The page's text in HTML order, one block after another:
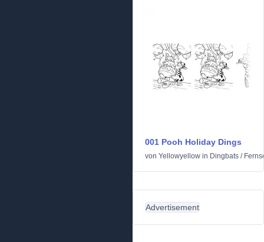
001 Pooh Holiday Dings
von Yellowyellow in Dingbats /
Advertisement